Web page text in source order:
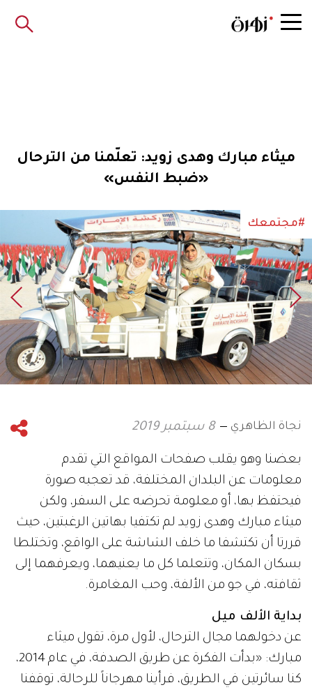
ميثاء مبارك وهدى زويد: تعلّمنا من الترحال
«ضبط النفس»
#مجتمعك
نجاة الظاهري 8 سبتمبر 2019
بعضنا وهو يقلب صفحات المواقع التي تقدم
معلومات عن البلدان المختلفة، قد تعجبه صورة
فيحتفظ بها، أو معلومة تحرضه على السفر، ولكن
ميثاء مبارك وهدى زويد لم تكتفيا بهاتين الرغبتين، حيث
قررتا أن تكتشفا ما خلف الشاشة على الواقع، وتختلطا
بسكان المكان، وتتعلما كل ما يعنيهما، ويعرفهما إلى
ثقافته، في جو من الألفة، وحب المغامرة.
بداية الألف ميل
عن دخولهما مجال الترحال، لأول مرة، تقول ميثاء
مبارك: «بدأت الفكرة عن طريق الصدفة، في عام 2014،
كنا سائرتين في الطريق، فرأينا مهرجاناً للرحالة، توقفنا